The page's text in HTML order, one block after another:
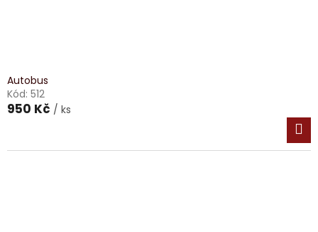
Autobus
Kód: 512
950 Kč / ks